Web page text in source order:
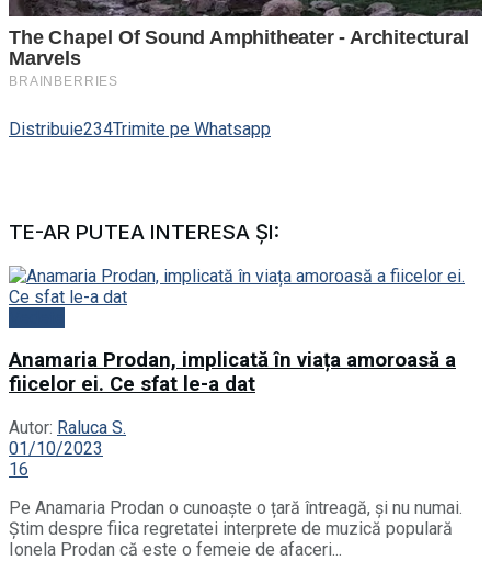
Distribuie234Trimite pe Whatsapp
TE-AR PUTEA INTERESA ȘI:
Anamaria Prodan, implicată în viața amoroasă a
fiicelor ei. Ce sfat le-a dat
Autor: Raluca S.
01/10/2023
16
Pe Anamaria Prodan o cunoaște o țară întreagă, și nu numai.
Știm despre fiica regretatei interprete de muzică populară
Ionela Prodan că este o femeie de afaceri...